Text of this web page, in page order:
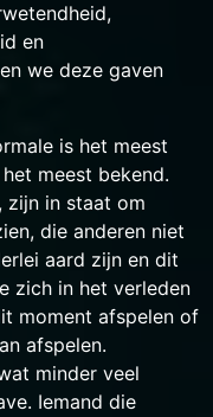
en
we deze gaven
is het meest
meest bekend.
zijn in staat om
die anderen niet
aard zijn en dit
zich in het verleden
moment afspelen of
afspelen.
minder veel
Iemand die